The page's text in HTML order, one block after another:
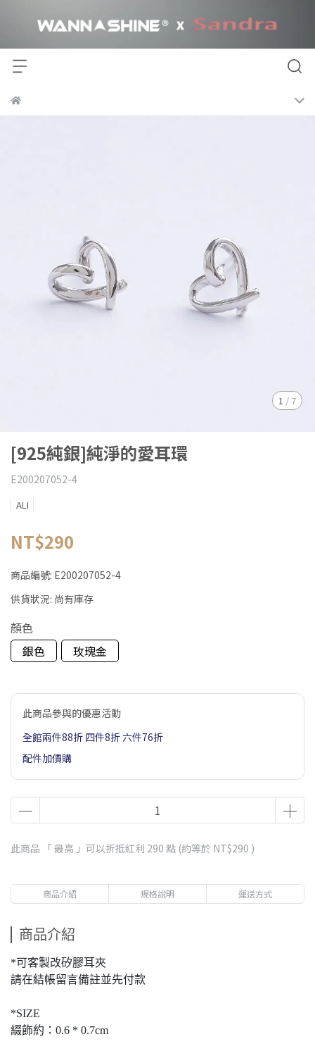
1 / 7
[925純銀]純淨的愛耳環
E200207052-4
ALI
NT$290
商品編號: E200207052-4
供貨狀況: 尚有庫存
顏色
銀色
玫瑰金
此商品參與的優惠活動
全館兩件88折 四件8折 六件76折
配件加價購
此商品 「 最高 」可以折抵紅利 290 點 (約等於 NT$290 )
商品介紹 規格說明 運送方式
商品介紹
*可客製改矽膠耳夾
請在結帳留言備註並先付款
*SIZE
綴飾約：0.6 * 0.7cm